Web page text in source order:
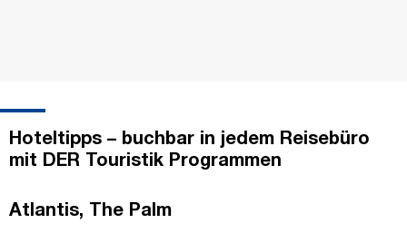
Hoteltipps – buchbar in jedem Reisebüro
mit DER Touristik Programmen
Atlantis, The Palm